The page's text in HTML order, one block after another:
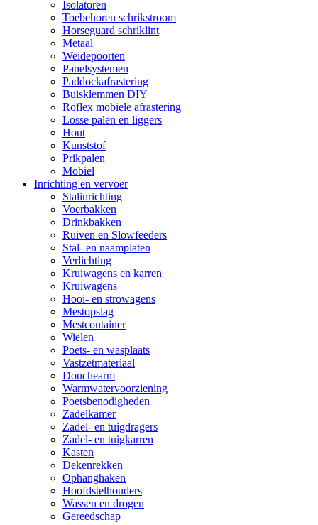
Isolatoren
Toebehoren schrikstroom
Horseguard schriklint
Metaal
Weidepoorten
Panelsystemen
Paddockafrastering
Buisklemmen DIY
Roflex mobiele afrastering
Losse palen en liggers
Hout
Kunststof
Prikpalen
Mobiel
Inrichting en vervoer
Stalinrichting
Voerbakken
Drinkbakken
Ruiven en Slowfeeders
Stal- en naamplaten
Verlichting
Kruiwagens en karren
Kruiwagens
Hooi- en strowagens
Mestopslag
Mestcontainer
Wielen
Poets- en wasplaats
Vastzetmateriaal
Douchearm
Warmwatervoorziening
Poetsbenodigheden
Zadelkamer
Zadel- en tuigdragers
Zadel- en tuigkarren
Kasten
Dekenrekken
Ophanghaken
Hoofdstelhouders
Wassen en drogen
Gereedschap